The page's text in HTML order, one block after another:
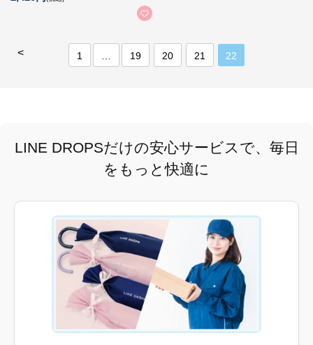
< 1 19 20 21 22
LINE DROPSだけの安心サービスで、毎日
をもっと快適に